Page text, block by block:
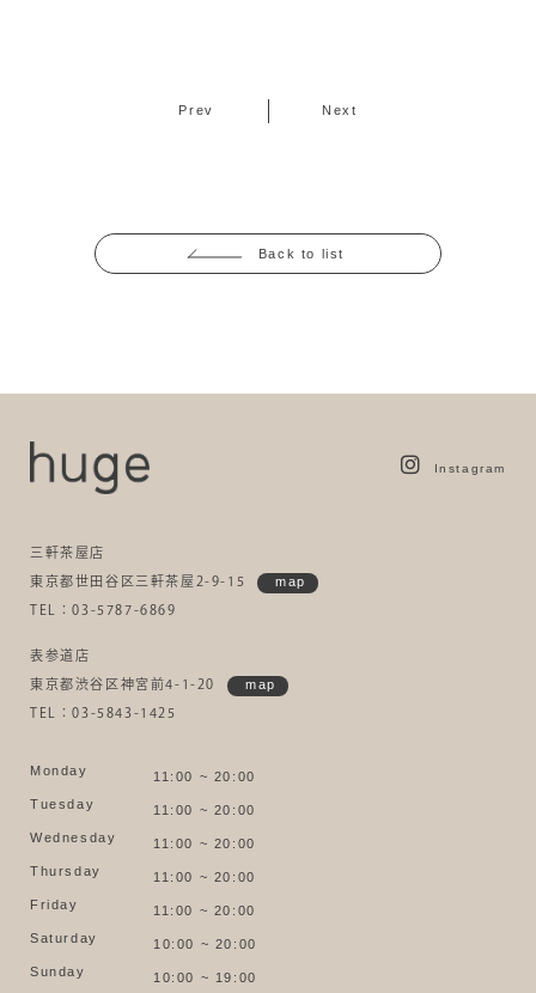
Prev Next
Back to list
Instagram
三軒茶屋店
東京都世田谷区三軒茶屋2-9-15 map
TEL：03-5787-6869
表参道店
東京都渋谷区神宮前4-1-20 map
TEL：03-5843-1425
Monday
11:00 ~ 20:00
Tuesday
11:00 ~ 20:00
Wednesday
11:00 ~ 20:00
Thursday
11:00 ~ 20:00
Friday
11:00 ~ 20:00
Saturday
10:00 ~ 20:00
Sunday
10:00 ~ 19:00